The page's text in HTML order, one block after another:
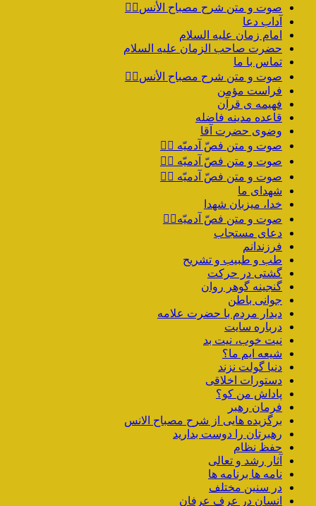
صوت و متن شرح مصباح الأنس۲️⃣
آداب دعا
امام زمان علیه السلام
حضرت صاحب الزمان علیه السلام
تماس با ما
صوت و متن شرح مصباح الأنس۱️⃣
فراست مؤمن
فهیمه ی قرآن
قاعده مدینه فاضله
وضوی حضرت آقا
صوت و متن فصّ آدمیّه ۴️⃣
صوت و متن فصّ آدمیّه ۳️⃣
صوت و متن فصّ آدمیّه ۲️⃣
شهدای ما
خدا، میزبان شهدا
صوت و متن فصّ آدمیّه۱️⃣
دعای مستجاب
فرزندانم
طب و طبیب و تشریح
گشتی در حرکت
گنجینه گوهر روان
جوانی باطن
دیدار مردم با حضرت علامه
درباره سایت
نیت خوب، نیت بد
شیعه ایم ما؟
دنیا گولت نزند
دستورات اخلاقی
پاداش من کو؟
فرمان رهبر
برگزیده هایی از شرح مصباح الانس
رهبرتان را دوست بدارید
حفظ نظام
آثار رشد و تعالی
نامه ها برنامه ها
در سنین مختلف
انسان در عرف عرفان